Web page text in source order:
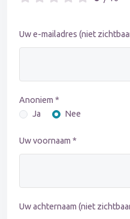
Uw e-mailadres (niet
Anoniem *
Ja
Nee
Uw voornaam *
Uw achternaam (niet